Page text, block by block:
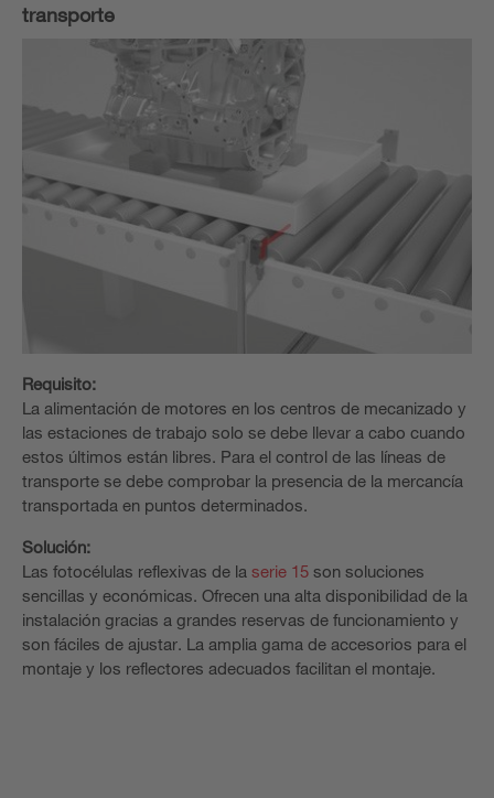
transporte
Requisito:
La alimentación de motores en los centros de mecanizado y
las estaciones de trabajo solo se debe llevar a cabo cuando
estos últimos están libres. Para el control de las líneas de
transporte se debe comprobar la presencia de la mercancía
transportada en puntos determinados.
Solución:
Las fotocélulas reflexivas de la serie 15 son soluciones
sencillas y económicas. Ofrecen una alta disponibilidad de la
instalación gracias a grandes reservas de funcionamiento y
son fáciles de ajustar. La amplia gama de accesorios para el
montaje y los reflectores adecuados facilitan el montaje.